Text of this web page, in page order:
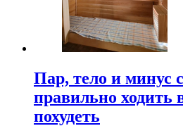
Пар, тело и минус
правильно ходить
похудеть